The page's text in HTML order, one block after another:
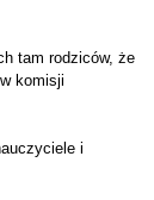
tam rodziców, że
komisji
i